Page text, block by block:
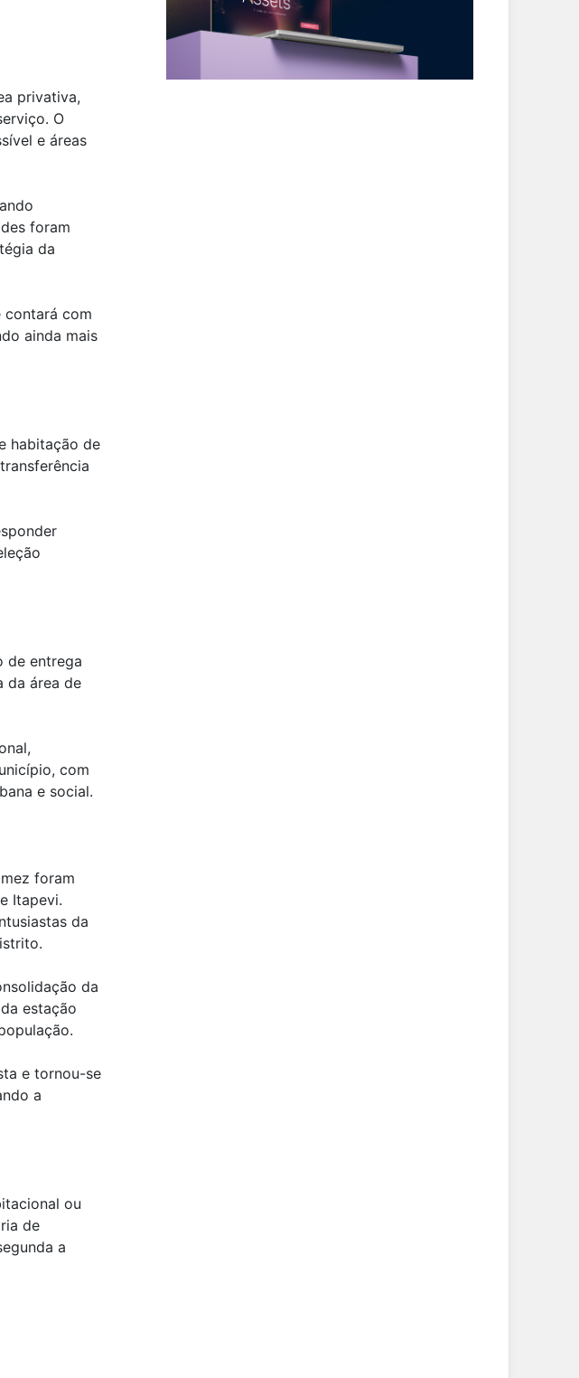
privativa,
O
e áreas
foram
da
contará com
ainda mais
habitação de
de entrega
da área de
com
e social.
foram
Itapevi.
da
da
estação
e tornou-se
a
ou
de
a